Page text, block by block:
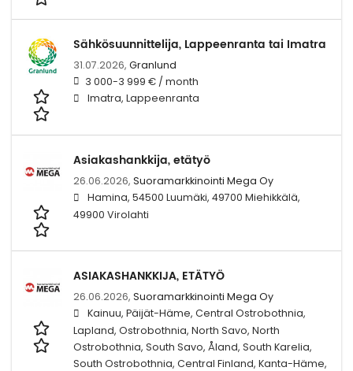
Sähkösuunnittelija, Lappeenranta tai Imatra
31.07.2026, Granlund
3 000-3 999 € / month
Imatra, Lappeenranta
Asiakashankkija, etätyö
26.06.2026, Suoramarkkinointi Mega Oy
Hamina, 54500 Luumäki, 49700 Miehikkälä,
49900 Virolahti
ASIAKASHANKKIJA, ETÄTYÖ
26.06.2026, Suoramarkkinointi Mega Oy
Kainuu, Päijät-Häme, Central Ostrobothnia,
Lapland, Ostrobothnia, North Savo, North
Ostrobothnia, South Savo, Åland, South Karelia,
South Ostrobothnia, Central Finland, Kanta-Häme,